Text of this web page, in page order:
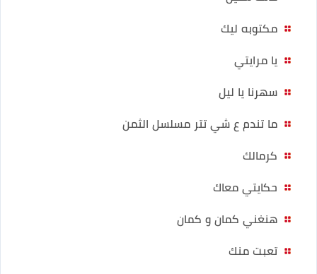
مكتوبه ليك
يا مرايتي
سهرنا يا ليل
ما تندم ع شي تتر مسلسل الثمن
كرمالك
حكايتي معاك
هنغني كمان و كمان
تعبت منك